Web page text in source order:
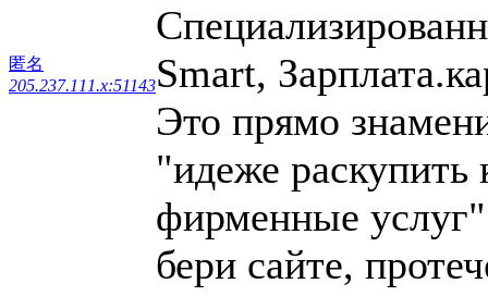
匿名
205.237.111.x:51143Smart,
Это прямо
"идеже раскупить
фирменные
бери сайте,